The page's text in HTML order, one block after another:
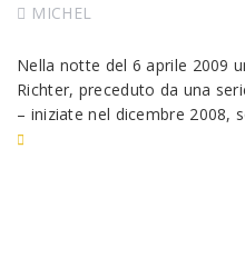
MICHEL
Nella notte del 6 aprile 2009
Richter, preceduto da una
– iniziate nel dicembre 2008,